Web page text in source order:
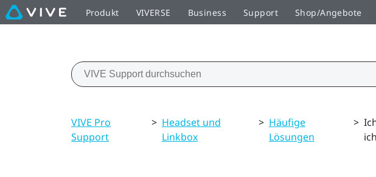
Produkt VIVERSE Business Support Shop/Angebote
VIVE Pro
Support
> Headset und
Linkbox
> Häufige
Lösungen
>